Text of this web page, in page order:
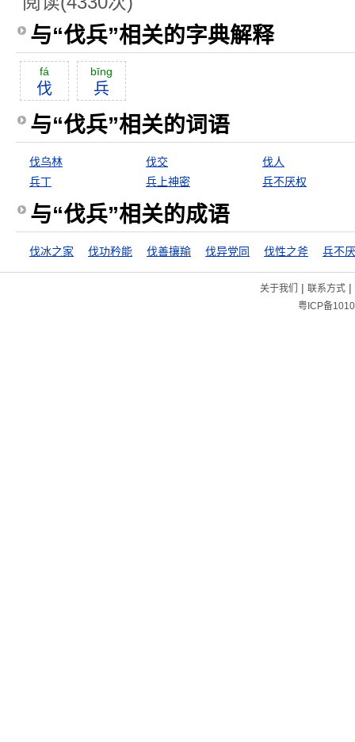
与“伐兵”相关的字典解释
fá
伐
bīng
兵
与“伐兵”相关的词语
伐乌林 伐交
伐人
兵丁
兵上神密 兵不厌权
与“伐兵”相关的成语
伐冰之家 伐功矜能 伐善攘羭 伐异党同 伐性之斧 兵不
关于我们 | 联系方式|
粤ICP备